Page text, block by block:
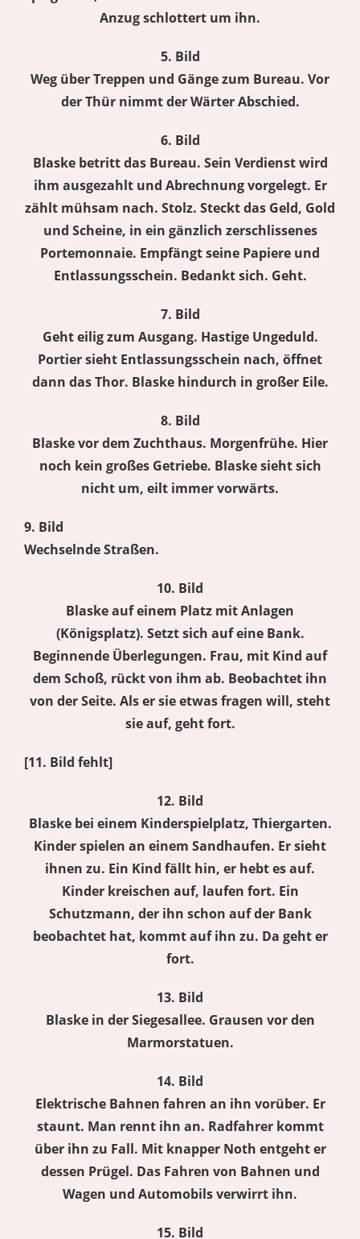
Anzug schlottert um ihn.
5. Bild
Weg über Treppen und Gänge zum Bureau. Vor
der Thür nimmt der Wärter Abschied.
6. Bild
Blaske betritt das Bureau. Sein Verdienst wird
ihm ausgezahlt und Abrechnung vorgelegt. Er
zählt mühsam nach. Stolz. Steckt das Geld, Gold
und Scheine, in ein gänzlich zerschlissenes
Portemonnaie. Empfängt seine Papiere und
Entlassungsschein. Bedankt sich. Geht.
7. Bild
Geht eilig zum Ausgang. Hastige Ungeduld.
Portier sieht Entlassungsschein nach, öffnet
dann das Thor. Blaske hindurch in großer Eile.
8. Bild
Blaske vor dem Zuchthaus. Morgenfrühe. Hier
noch kein großes Getriebe. Blaske sieht sich
nicht um, eilt immer vorwärts.
9. Bild
Wechselnde Straßen.
10. Bild
Blaske auf einem Platz mit Anlagen
(Königsplatz). Setzt sich auf eine Bank.
Beginnende Überlegungen. Frau, mit Kind auf
dem Schoß, rückt von ihm ab. Beobachtet ihn
von der Seite. Als er sie etwas fragen will, steht
sie auf, geht fort.
[11. Bild fehlt]
12. Bild
Blaske bei einem Kinderspielplatz, Thiergarten.
Kinder spielen an einem Sandhaufen. Er sieht
ihnen zu. Ein Kind fällt hin, er hebt es auf.
Kinder kreischen auf, laufen fort. Ein
Schutzmann, der ihn schon auf der Bank
beobachtet hat, kommt auf ihn zu. Da geht er
fort.
13. Bild
Blaske in der Siegesallee. Grausen vor den
Marmorstatuen.
14. Bild
Elektrische Bahnen fahren an ihn vorüber. Er
staunt. Man rennt ihn an. Radfahrer kommt
über ihn zu Fall. Mit knapper Noth entgeht er
dessen Prügel. Das Fahren von Bahnen und
Wagen und Automobils verwirrt ihn.
15. Bild